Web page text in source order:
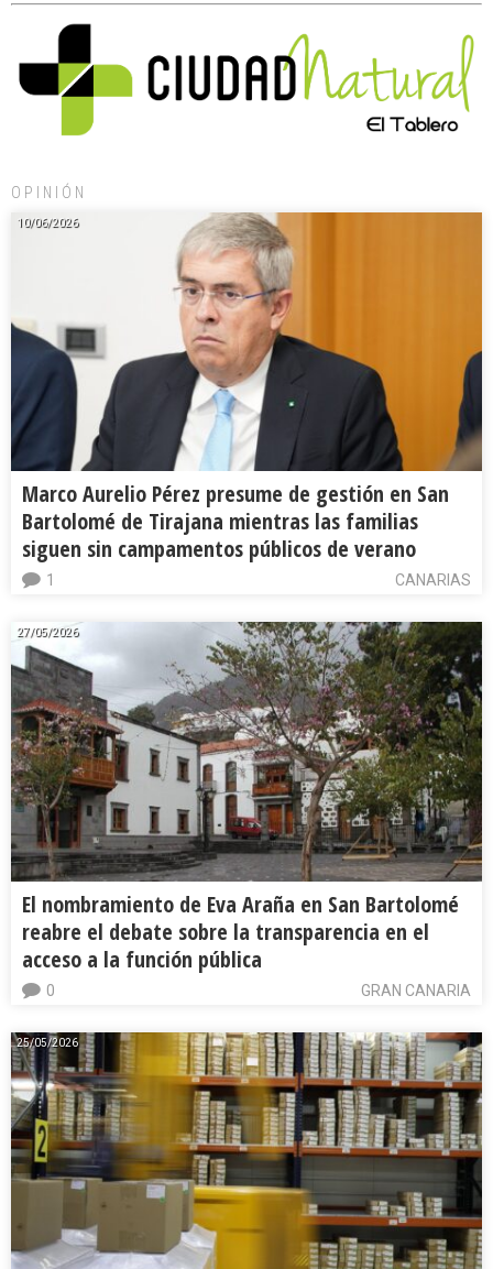
OPINIÓN
10/06/2026
Marco Aurelio Pérez presume de gestión en San
Bartolomé de Tirajana mientras las familias
siguen sin campamentos públicos de verano
CANARIAS
1
27/05/2026
El nombramiento de Eva Araña en San Bartolomé
reabre el debate sobre la transparencia en el
acceso a la función pública
GRAN CANARIA
0
25/05/2026